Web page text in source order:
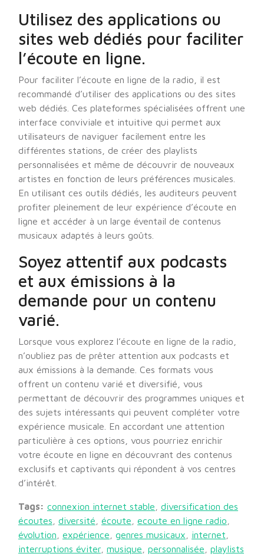
Utilisez des applications ou
sites web dédiés pour faciliter
l’écoute en ligne.
Pour faciliter l’écoute en ligne de la radio, il est
recommandé d’utiliser des applications ou des sites
web dédiés. Ces plateformes spécialisées offrent une
interface conviviale et intuitive qui permet aux
utilisateurs de naviguer facilement entre les
différentes stations, de créer des playlists
personnalisées et même de découvrir de nouveaux
artistes en fonction de leurs préférences musicales.
En utilisant ces outils dédiés, les auditeurs peuvent
profiter pleinement de leur expérience d’écoute en
ligne et accéder à un large éventail de contenus
musicaux adaptés à leurs goûts.
Soyez attentif aux podcasts
et aux émissions à la
demande pour un contenu
varié.
Lorsque vous explorez l’écoute en ligne de la radio,
n’oubliez pas de prêter attention aux podcasts et
aux émissions à la demande. Ces formats vous
offrent un contenu varié et diversifié, vous
permettant de découvrir des programmes uniques et
des sujets intéressants qui peuvent compléter votre
expérience musicale. En accordant une attention
particulière à ces options, vous pourriez enrichir
votre écoute en ligne en découvrant des contenus
exclusifs et captivants qui répondent à vos centres
d’intérêt.
Tags: connexion internet stable
diversification des
écoutes
diversité écoute ecoute en ligne radio
évolution
expérience genres musicaux internet
interruptions éviter musique personnalisée
playlists